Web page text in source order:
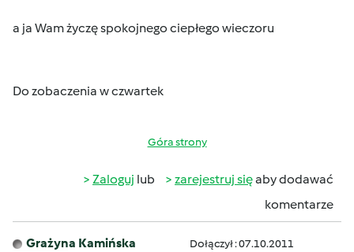
a ja Wam życzę spokojnego ciepłego wieczoru
Do zobaczenia w czwartek
Góra strony
Zaloguj lub zarejestruj sięaby dodawać
komentarze
Grażyna Kamińska Dołączył : 07.10.2011